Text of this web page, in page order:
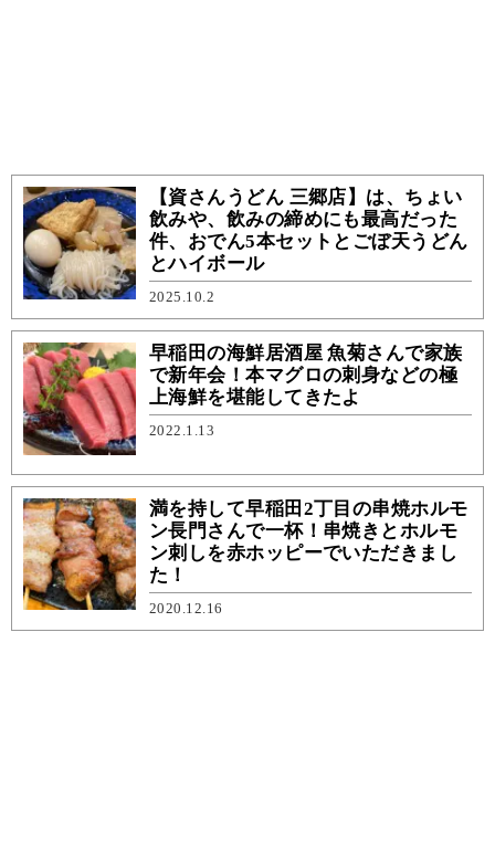
【資さんうどん 三郷店】は、ちょい
飲みや、飲みの締めにも最高だった
件、おでん5本セットとごぼ天うどん
とハイボール
2025.10.2
早稲田の海鮮居酒屋 魚菊さんで家族
で新年会！本マグロの刺身などの極
上海鮮を堪能してきたよ
2022.1.13
満を持して早稲田2丁目の串焼ホルモ
ン長門さんで一杯！串焼きとホルモ
ン刺しを赤ホッピーでいただきまし
た！
2020.12.16